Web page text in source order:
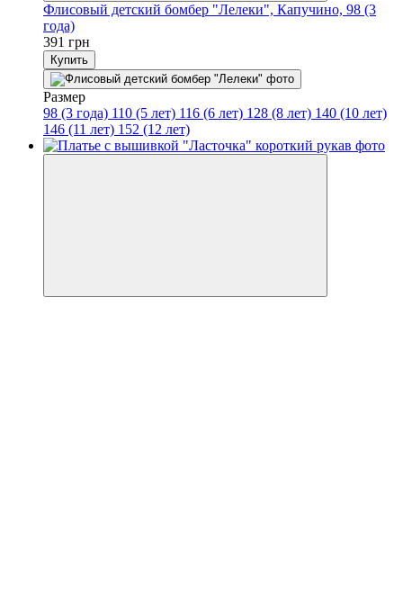
Флисовый детский бомбер "Лелеки", Капучино, 98 (3
года)
391 грн
Купить
Размер
98 (3 года) 110 (5 лет) 116 (6 лет) 128 (8 лет) 140 (10 лет)
146 (11 лет) 152 (12 лет)